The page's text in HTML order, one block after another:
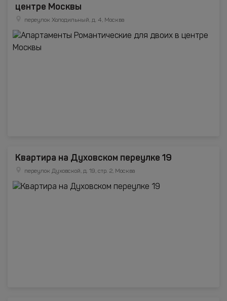
центре Москвы
переулок Холодильный, д. 4, Москва
Квартира на Духовском переулке 19
переулок Духовской, д. 19, стр. 2, Москва